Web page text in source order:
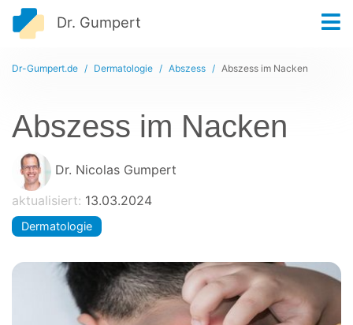
Dr. Gumpert
Dr-Gumpert.de Dermatologie Abszess Abszess im Nacken
Abszess im Nacken
Dr. Nicolas Gumpert
aktualisiert: 13.03.2024
Dermatologie